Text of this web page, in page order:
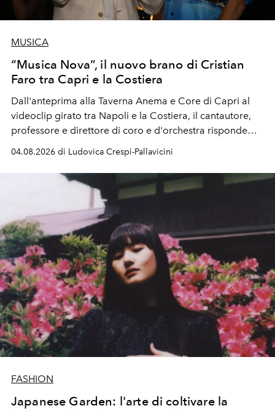
MUSICA
“Musica Nova”, il nuovo brano di Cristian
Faro tra Capri e la Costiera
Dall'anteprima alla Taverna Anema e Core di Capri al
videoclip girato tra Napoli e la Costiera, il cantautore,
professore e direttore di coro e d'orchestra risponde
alla violenza con un messaggio d'amore.
04.08.2026 di Ludovica Crespi-Pallavicini
FASHION
Japanese Garden: l'arte di coltivare la